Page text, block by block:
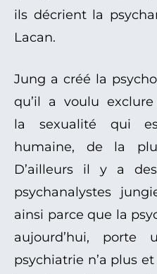
ils décrient la
Lacan.
Jung a créé la
qu’il a voulu
la sexualité qui
humaine, de la
D’ailleurs il y a
psychanalystes
ainsi parce que la
aujourd’hui,
psychiatrie n’a plus